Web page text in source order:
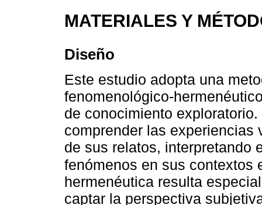
MATERIALES Y
Diseño
Este estudio adopta una
fenomenológico-
de conocimiento
comprender las
de sus relatos, interpretando
fenómenos en sus contextos
hermenéutica resulta
captar la perspectiva